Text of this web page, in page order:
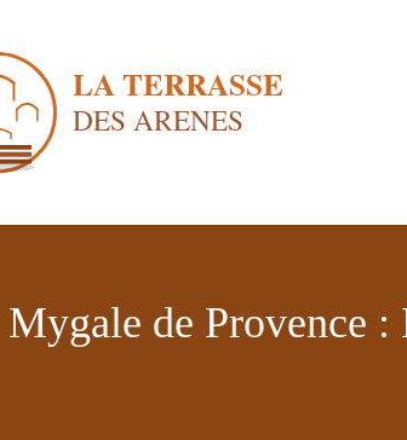
Mygale de Provence :